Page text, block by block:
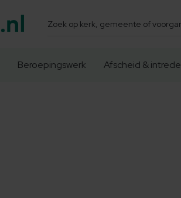
Zoeken
Beroepingswerk Afscheid & intrede